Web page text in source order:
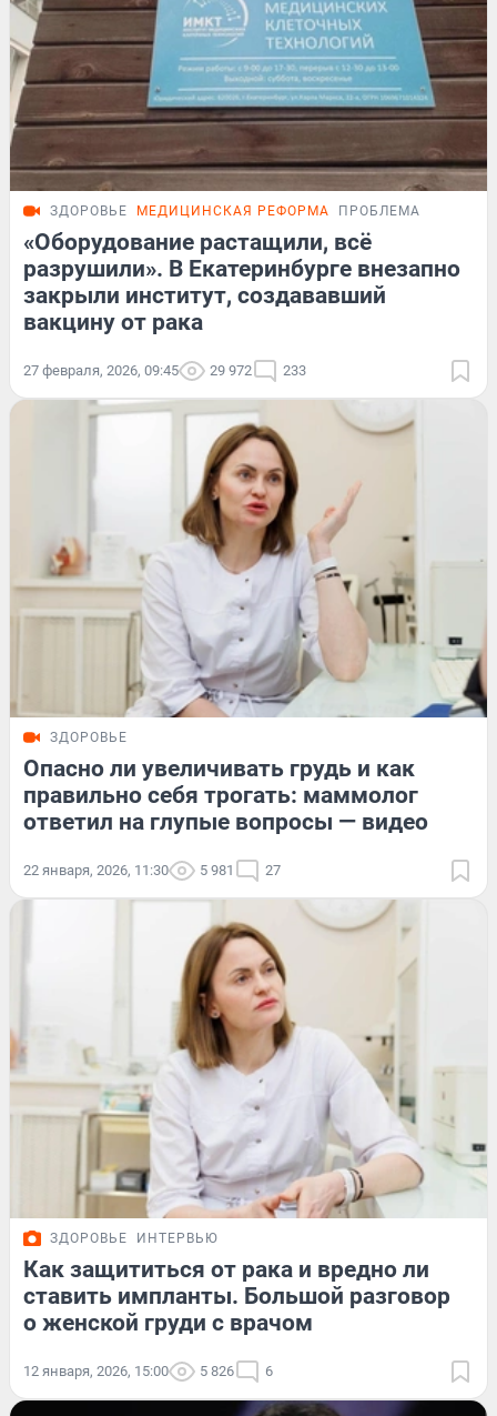
ЗДОРОВЬЕ МЕДИЦИНСКАЯ РЕФОРМА ПРОБЛЕМА
«Оборудование растащили, всё
разрушили». В Екатеринбурге внезапно
закрыли институт, создававший
вакцину от рака
27 февраля, 2026, 09:45 29 972 233
ЗДОРОВЬЕ
Опасно ли увеличивать грудь и как
правильно себя трогать: маммолог
ответил на глупые вопросы — видео
22 января, 2026, 11:30 5 981 27
ЗДОРОВЬЕ ИНТЕРВЬЮ
Как защититься от рака и вредно ли
ставить импланты. Большой разговор
о женской груди с врачом
12 января, 2026, 15:00 5 826 6